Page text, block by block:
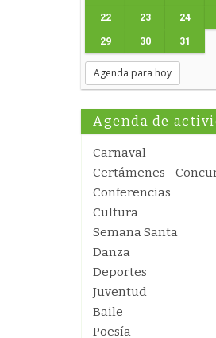
22 23 24
29 30 31
Agenda para hoy
Agenda de
Carnaval
Certámenes -
Conferencias
Cultura
Semana Santa
Danza
Deportes
Juventud
Baile
Poesía